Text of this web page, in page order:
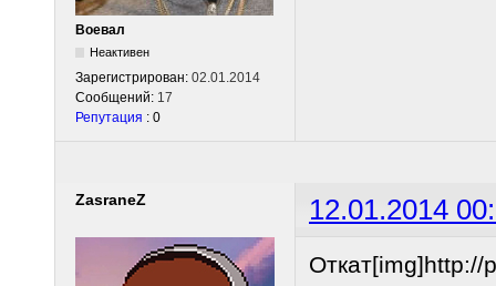
Воевал
Неактивен
Зарегистрирован: 02.01.2014
Сообщений: 17
Репутация : 0
ZasraneZ 12.01.2014
Откат[img]http://